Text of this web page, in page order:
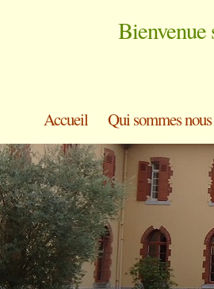
Bienvenue
Accueil Qui sommes